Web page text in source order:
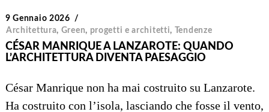
9 Gennaio 2026
Architettura, Green, progetti e architetti, Tendenze
CÉSAR MANRIQUE A LANZAROTE: QUANDO
L’ARCHITETTURA DIVENTA PAESAGGIO
César Manrique non ha mai costruito su Lanzarote.
Ha costruito con l’isola, lasciando che fosse il vento,